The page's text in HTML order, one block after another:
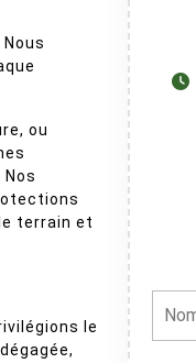
ou
terrain et
le